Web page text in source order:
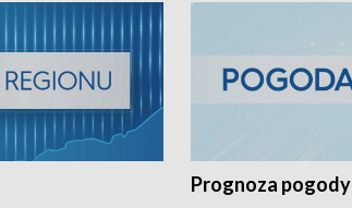
Prognoza pogody